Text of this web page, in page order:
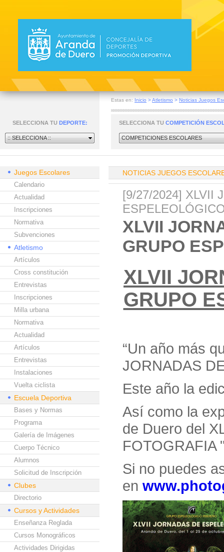
Estas en: Inicio >Atletismo > Noticias Juegos
SELECCIONA TU DEPORTE:
:: SELECCIONA ::
SELECCIONA TU COMPETICIÓN
COMPETICIONES ESCOLARES
Juegos Escolares
Calendario
Actualidad
Inscripciones
Normativa
Subvenciones
Atletismo
Artículos
Cross constitución
Entrevistas
Inscripciones
Milla urbana
Normativa
Actualidad
Artículos
Entrevistas
Instalaciones
Vuelta ciclista
Escuela Deportiva
Bases y Normas
Programa
Galería de Imágenes
Cuerpo Técnico
Alumnos
Solicitud de Inscripción
Clubes
Directorio
Cursos y Actividades
Enseñanza Reglada
Cursos Monográficos
Actividades Dirigidas
NOTICIAS JUEGOS
[9/27/2024] XLVII
XLVII
GRUPO
XLVII
GRUPO
“Un año más
JORNADAS
Este año la
Así como la
de Duero del
FOTOGRAFIA
Si no puedes
en